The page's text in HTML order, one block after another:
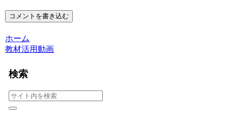
コメントを書き込む
ホーム
教材活用動画
検索